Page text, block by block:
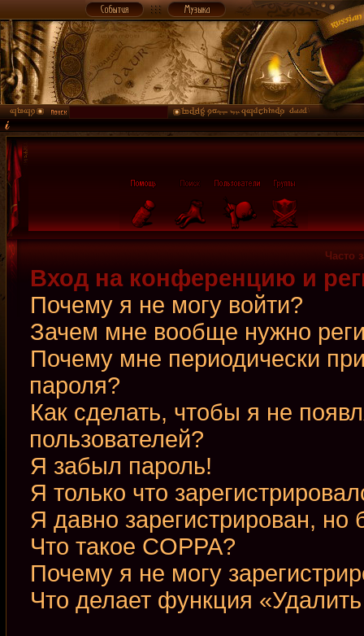
Часто
Вход на конференцию и
Почему я не могу войти?
Зачем мне вообще нужно
Почему мне периодически
пароля?
Как сделать, чтобы я не
пользователей?
Я забыл пароль!
Я только что
Я давно зарегистрирован, но
Что такое COPPA?
Почему я не могу
Что делает функция